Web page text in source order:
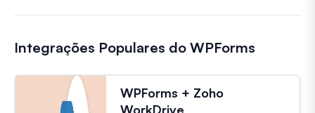
Integrações Populares do WPForms
WPForms + Zoho
WorkDrive